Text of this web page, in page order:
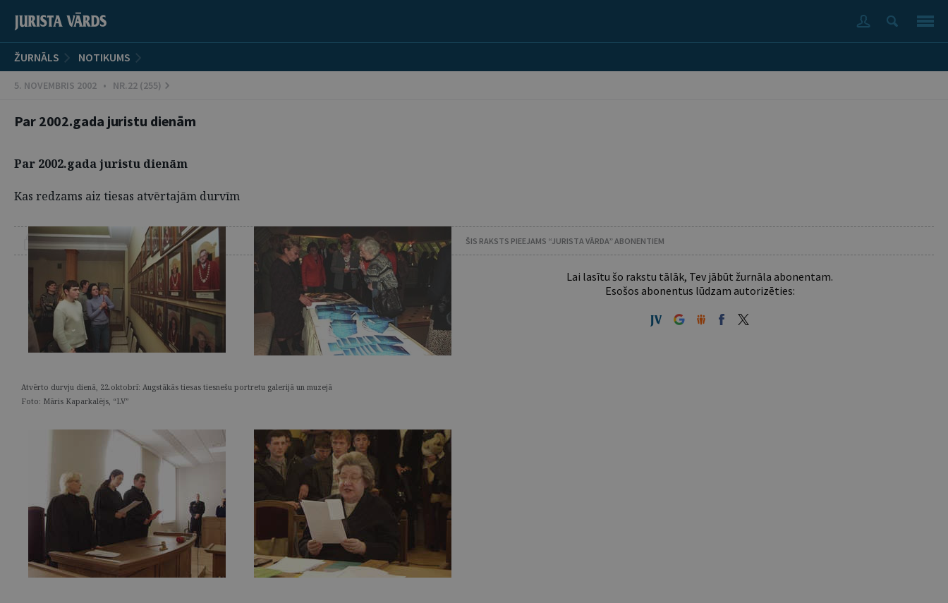
ŽURNĀLS NOTIKUMS
5. NOVEMBRIS 2002 • NR.22 (255)
Par 2002.gada juristu dienām
Par 2002.gada juristu dienām
Kas redzams aiz tiesas atvērtajām durvīm
Atvērto durvju dienā, 22.oktobrī: Augstākās tiesas tiesnešu portretu galerijā un muzejā
Foto: Māris Kaparkalējs, “LV”
ŠIS RAKSTS PIEEJAMS “JURISTA VĀRDA” ABONENTIEM
Lai lasītu šo rakstu tālāk, Tev jābūt žurnāla abonentam.
Esošos abonentus lūdzam autorizēties: